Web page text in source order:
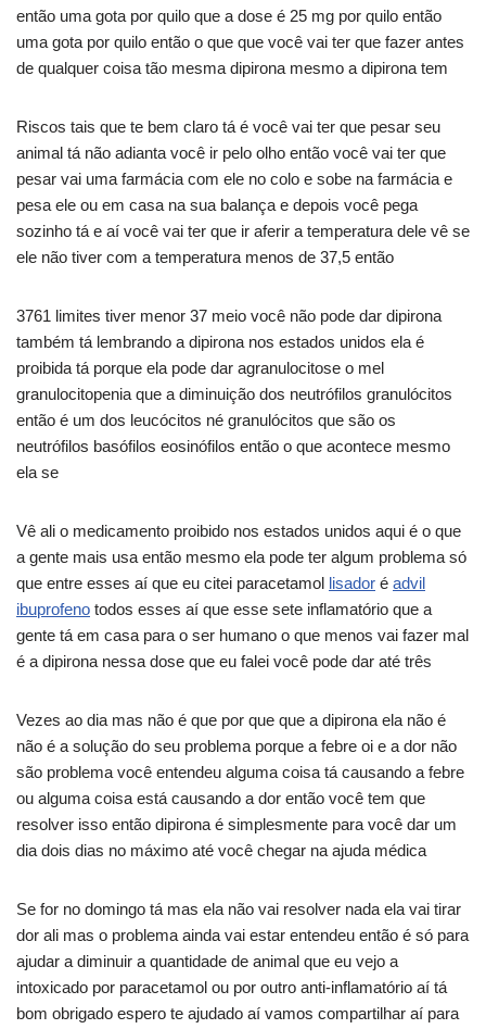
então uma gota por quilo que a dose é 25 mg por quilo então
uma gota por quilo então o que que você vai ter que fazer antes
de qualquer coisa tão mesma dipirona mesmo a dipirona tem
Riscos tais que te bem claro tá é você vai ter que pesar seu
animal tá não adianta você ir pelo olho então você vai ter que
pesar vai uma farmácia com ele no colo e sobe na farmácia e
pesa ele ou em casa na sua balança e depois você pega
sozinho tá e aí você vai ter que ir aferir a temperatura dele vê se
ele não tiver com a temperatura menos de 37,5 então
3761 limites tiver menor 37 meio você não pode dar dipirona
também tá lembrando a dipirona nos estados unidos ela é
proibida tá porque ela pode dar agranulocitose o mel
granulocitopenia que a diminuição dos neutrófilos granulócitos
então é um dos leucócitos né granulócitos que são os
neutrófilos basófilos eosinófilos então o que acontece mesmo
ela se
Vê ali o medicamento proibido nos estados unidos aqui é o que
a gente mais usa então mesmo ela pode ter algum problema só
que entre esses aí que eu citei paracetamol lisador é advil
ibuprofeno todos esses aí que esse sete inflamatório que a
gente tá em casa para o ser humano o que menos vai fazer mal
é a dipirona nessa dose que eu falei você pode dar até três
Vezes ao dia mas não é que por que que a dipirona ela não é
não é a solução do seu problema porque a febre oi e a dor não
são problema você entendeu alguma coisa tá causando a febre
ou alguma coisa está causando a dor então você tem que
resolver isso então dipirona é simplesmente para você dar um
dia dois dias no máximo até você chegar na ajuda médica
Se for no domingo tá mas ela não vai resolver nada ela vai tirar
dor ali mas o problema ainda vai estar entendeu então é só para
ajudar a diminuir a quantidade de animal que eu vejo a
intoxicado por paracetamol ou por outro anti-inflamatório aí tá
bom obrigado espero te ajudado aí vamos compartilhar aí para